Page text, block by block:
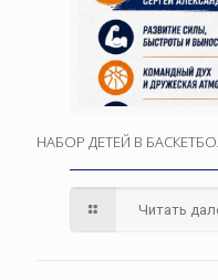
НАБОР ДЕТЕЙ В
Читать